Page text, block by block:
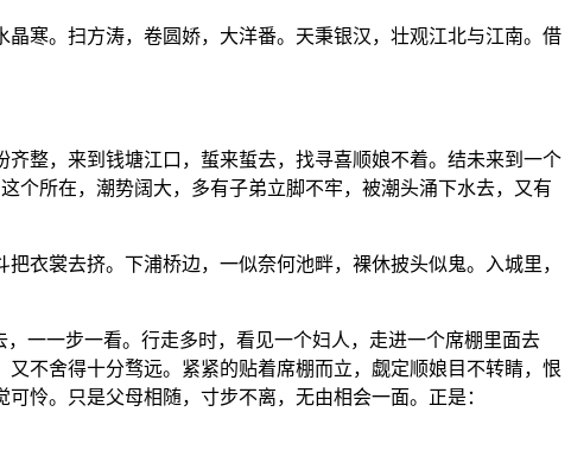
寒。扫方涛，卷圆娇，大洋番。天秉银汉，壮观江北与江南。借
整，来到钱塘江口，蜇来蜇去，找寻喜顺娘不着。结未来到一个
个所在，潮势阔大，多有子弟立脚不牢，被潮头涌下水去，又有
衣裳去挤。下浦桥边，一似奈何池畔，裸休披头似鬼。入城里，
一一步一看。行走多时，看见一个妇人，走进一个席棚里面去
不舍得十分骛远。紧紧的贴着席棚而立，觑定顺娘目不转睛，恨
怜。只是父母相随，寸步不离，无由相会一面。正是：